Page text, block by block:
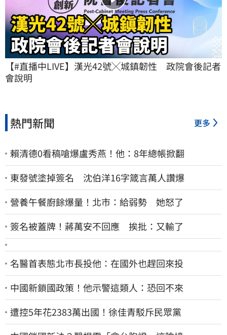
【#直播中LIVE】漢光42號╳城鎮韌性　政院會後記者
會說明
熱門新聞 更多
賴清德0看稿嗆爆盧秀燕！他：8年總帳掀翻
東發號塗掉簽名 沈伯洋16字箴言萬人讚爆
營養午餐廚餘爆量！北市：給弱勢 她怒了
簽名被蓋牌！蔣萬安不回應 挨批：又輸了
名醫首表態北市長投他：在國外也趕回來投
中國新鎖國政策！他示警這類人：恐回不來
遭控5年花2383萬出國！徐佳青駁斥民眾黨